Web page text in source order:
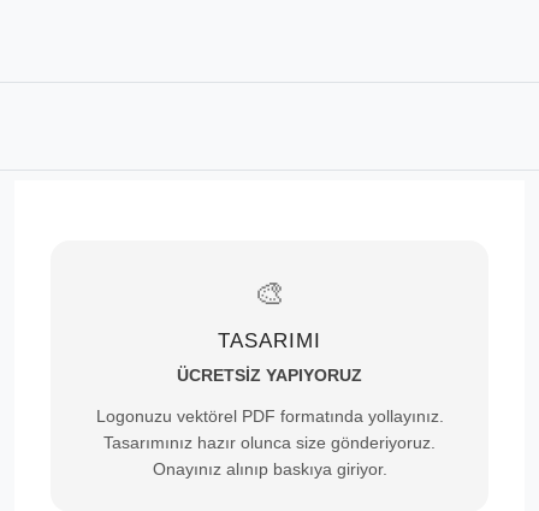
🎨
TASARIMI
ÜCRETSİZ YAPIYORUZ
Logonuzu vektörel PDF formatında yollayınız.
Tasarımınız hazır olunca size gönderiyoruz.
Onayınız alınıp baskıya giriyor.